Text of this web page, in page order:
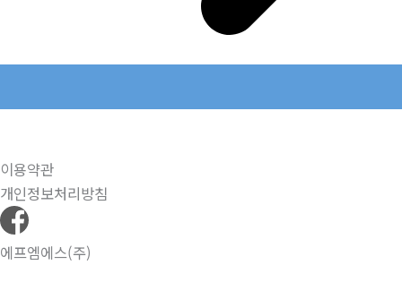
이용약관
개인정보처리방침
에프엠에스(주)